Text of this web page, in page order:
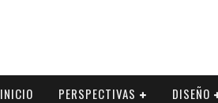
INICIO PERSPECTIVAS DISEÑO